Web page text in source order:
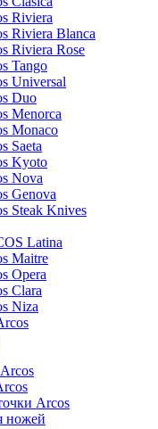
Riviera
Riviera Blanca
Riviera Rose
Tango
Universal
Duo
Menorca
Monaco
Saeta
Kyoto
Nova
Genova
Steak Knives
Latina
Maitre
Opera
Clara
Niza
Arcos
ножей